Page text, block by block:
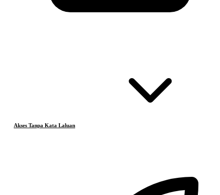
Akses Tanpa Kata Laluan